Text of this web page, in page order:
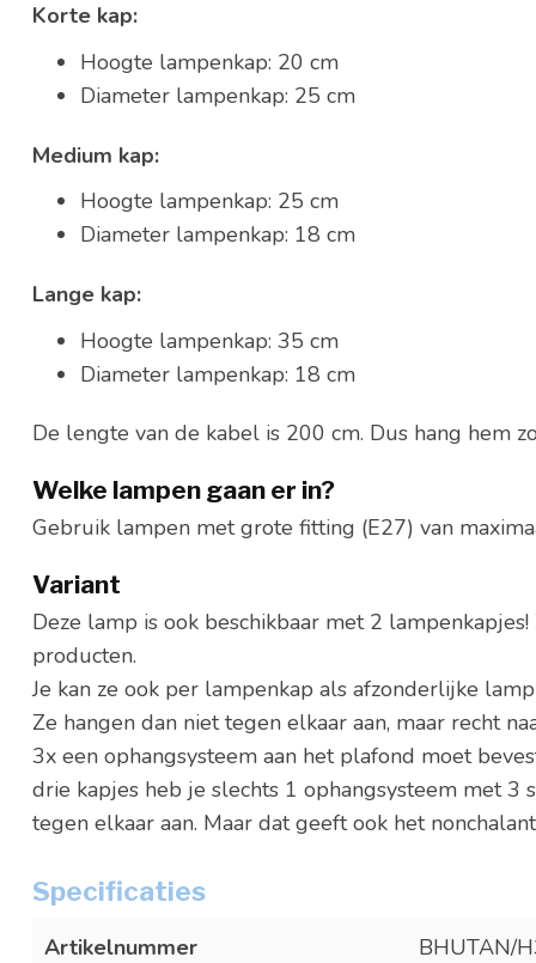
Korte kap:
Hoogte lampenkap: 20 cm
Diameter lampenkap: 25 cm
Medium kap:
Hoogte lampenkap: 25 cm
Diameter lampenkap: 18 cm
Lange kap:
Hoogte lampenkap: 35 cm
Diameter lampenkap: 18 cm
De lengte van de kabel is 200 cm. Dus hang hem
Welke lampen gaan er in?
Gebruik lampen met grote fitting (E27) van
Variant
Deze lamp is ook beschikbaar met 2
producten.
Je kan ze ook per lampenkap als afzonderlijke
Ze hangen dan niet tegen elkaar aan, maar recht
3x een ophangsysteem aan het plafond moet
drie kapjes heb je slechts 1 ophangsysteem met 3
tegen elkaar aan. Maar dat geeft ook het
Specificaties
Artikelnummer BHUTAN/